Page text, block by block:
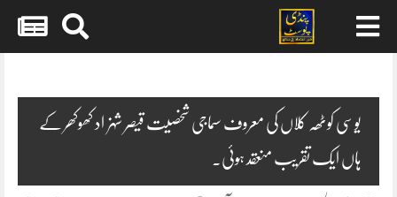
یوسی کوٹھہ کلاں کی معروف سماجی شخصیت قیصر شہزاد کھوکھر کے
ہاں ایک تقریب منعقد ہوئی۔